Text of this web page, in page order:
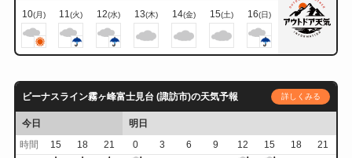
10(月) 11(火) 12(水) 13(木) 14(金) 15(土) 16(日)
ビーナスライン霧ヶ峰富士見台 (諏訪市)の天気予報 詳しくみる
今日
明日
時間
15 18 21 0 3 6 9 12 15 18 21